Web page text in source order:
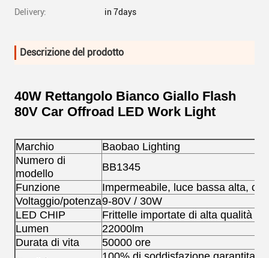
Delivery: in 7days
Descrizione del prodotto
40W Rettangolo Bianco Giallo Flash
80V Car Offroad LED Work Light
Marchio
Baobao Lighting
Numero di
modello
BB1345
Funzione
Impermeabile, luce bassa alta,
Voltaggio/potenza9-80V / 30W
LED CHIP
Frittelle importate di alta qualità
Lumen
22000lm
Durata di vita
50000 ore